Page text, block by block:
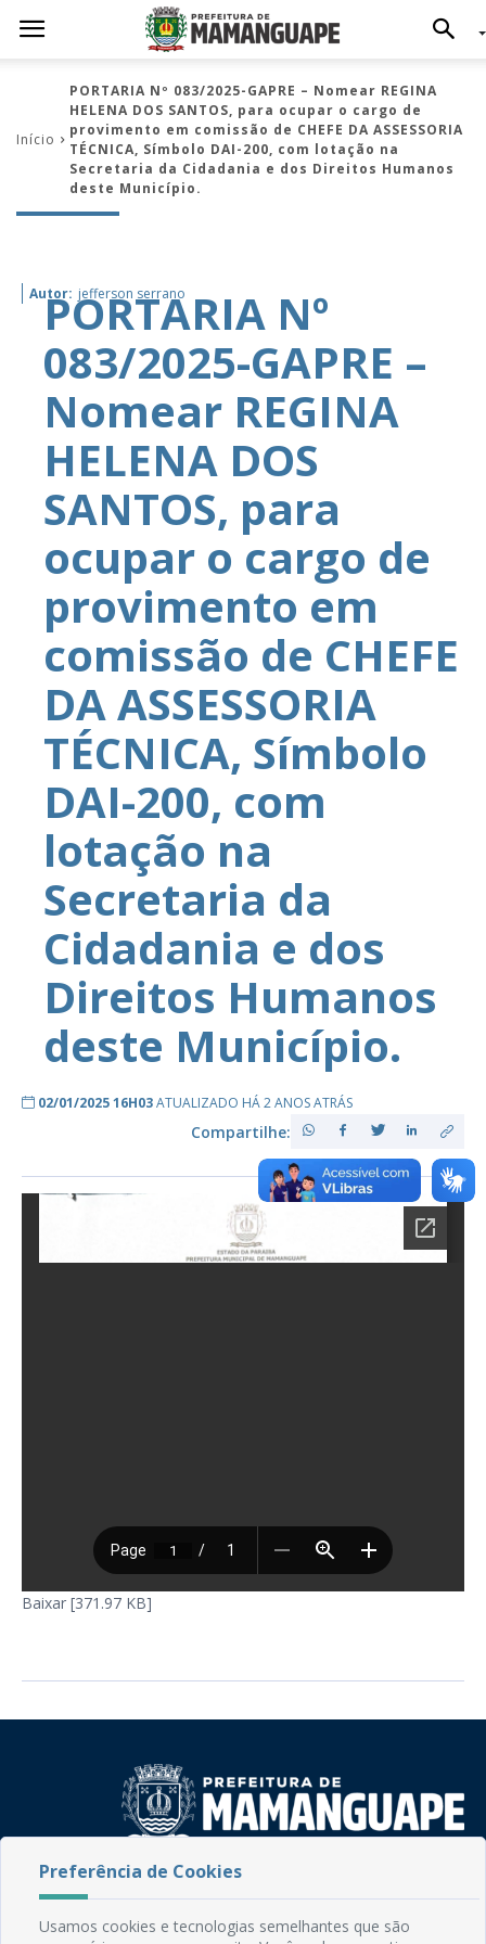
Início
PORTARIA Nº 083/2025-GAPRE – Nomear REGINA
HELENA DOS SANTOS, para ocupar o cargo de
provimento em comissão de CHEFE DA ASSESSORIA
TÉCNICA, Símbolo DAI-200, com lotação na
Secretaria da Cidadania e dos Direitos Humanos
deste Município.
Autor: jefferson serrano
PORTARIA Nº
083/2025-GAPRE –
Nomear REGINA
HELENA DOS
SANTOS, para
ocupar o cargo de
provimento em
comissão de CHEFE
DA ASSESSORIA
TÉCNICA, Símbolo
DAI-200, com
lotação na
Secretaria da
Cidadania e dos
Direitos Humanos
deste Município.
02/01/2025 16H03ATUALIZADO HÁ 2 ANOS ATRÁS
Compartilhe:
Baixar [371.97 KB]
Rua do Imperador, 78, Centro
CEP: 58.280-000 - Mamanguape/PB
Fone: (83) 3292-2246
Preferência de Cookies
Usamos cookies e tecnologias semelhantes que são